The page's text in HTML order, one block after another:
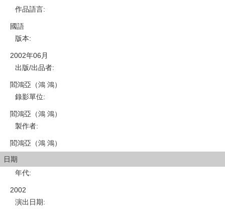
作品語言:
國語
版本:
2002年06月
出版/出品者:
閻鴻亞（鴻 鴻）
錄影單位:
閻鴻亞（鴻 鴻）
製作者:
閻鴻亞（鴻 鴻）
日期
年代:
2002
演出日期: